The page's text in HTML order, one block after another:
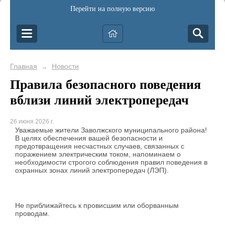
Перейти на полную версию
Главная → Новости
Правила безопасного поведения
вблизи линий электропередач
26 июня 2026 г.
Уважаемые жители Заволжского муниципального района!
В целях обеспечения вашей безопасности и
предотвращения несчастных случаев, связанных с
поражением электрическим током, напоминаем о
необходимости строгого соблюдения правил поведения в
охранных зонах линий электропередач (ЛЭП).
Не приближайтесь к провисшим или оборванным
проводам.